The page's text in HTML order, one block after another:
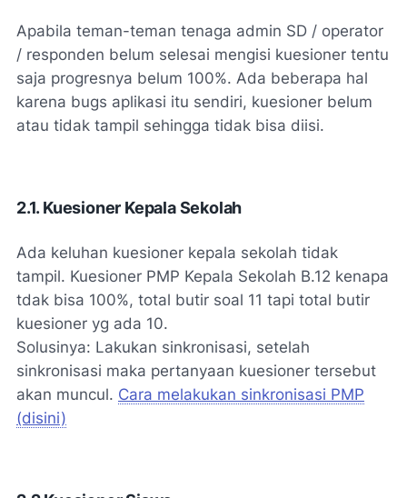
Apabila teman-teman tenaga admin SD / operator
/ responden belum selesai mengisi kuesioner tentu
saja progresnya belum 100%. Ada beberapa hal
karena bugs aplikasi itu sendiri, kuesioner belum
atau tidak tampil sehingga tidak bisa diisi.
2.1. Kuesioner Kepala Sekolah
Ada keluhan kuesioner kepala sekolah tidak
tampil. Kuesioner PMP Kepala Sekolah B.12 kenapa
tdak bisa 100%, total butir soal 11 tapi total butir
kuesioner yg ada 10.
Solusinya: Lakukan sinkronisasi, setelah
sinkronisasi maka pertanyaan kuesioner tersebut
akan muncul. Cara melakukan sinkronisasi PMP
(disini)